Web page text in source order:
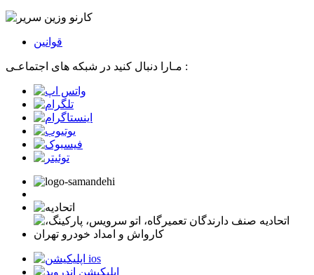
قوانین
مـارا دنبال کنید در شبکه های اجتماعـی :